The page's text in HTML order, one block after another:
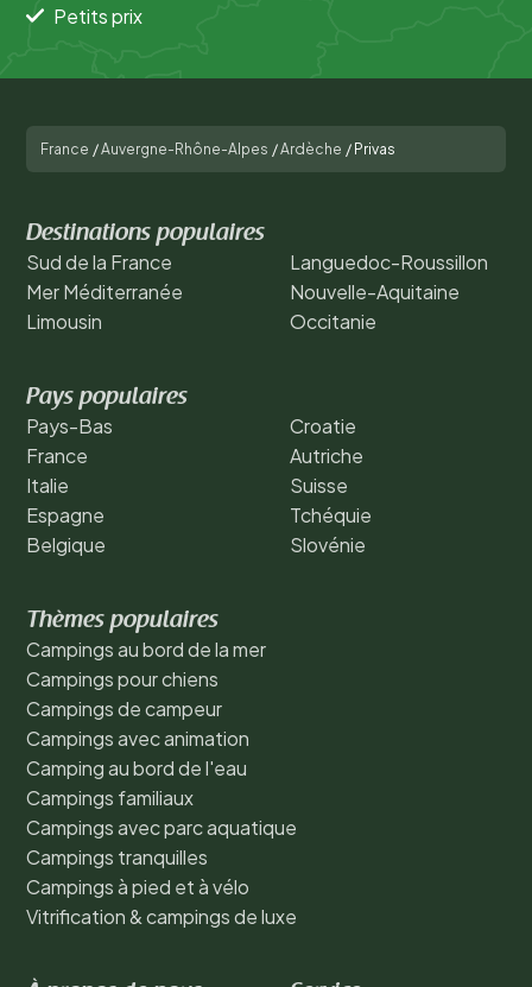
Petits prix
France /Auvergne-Rhône-Alpes /Ardèche / Privas
Destinations populaires
Sud de la France
Mer Méditerranée
Limousin
Languedoc-Roussillon
Nouvelle-Aquitaine
Occitanie
Pays populaires
Pays-Bas
France
Italie
Espagne
Belgique
Croatie
Autriche
Suisse
Tchéquie
Slovénie
Thèmes populaires
Campings au bord de la mer
Campings pour chiens
Campings de campeur
Campings avec animation
Camping au bord de l'eau
Campings familiaux
Campings avec parc aquatique
Campings tranquilles
Campings à pied et à vélo
Vitrification & campings de luxe